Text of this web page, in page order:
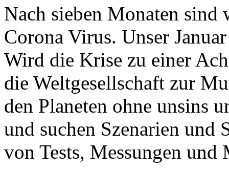
Nach sieben Monaten
Corona Virus. Unser
Wird die Krise zu einer
die Weltgesellschaft zur
den Planeten ohne unsins
und suchen Szenarien und
von Tests, Messungen und